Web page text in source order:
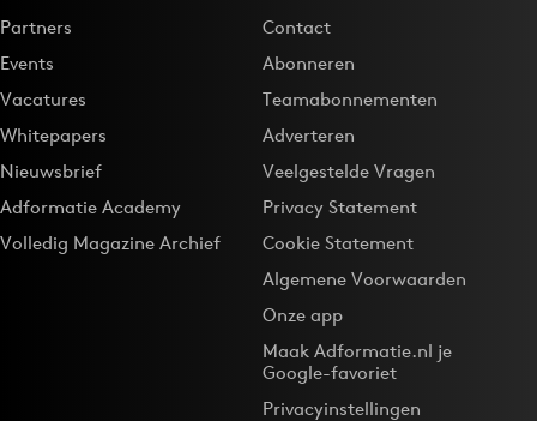
Partners
Events
Vacatures
Whitepapers
Nieuwsbrief
Adformatie Academy
Volledig Magazine Archief
Contact
Abonneren
Teamabonnementen
Adverteren
Veelgestelde Vragen
Privacy Statement
Cookie Statement
Algemene Voorwaarden
Onze app
Maak Adformatie.nl je
Google-favoriet
Privacyinstellingen